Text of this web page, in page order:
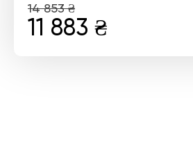
14 853₴
Оригінальна
11 883 ₴